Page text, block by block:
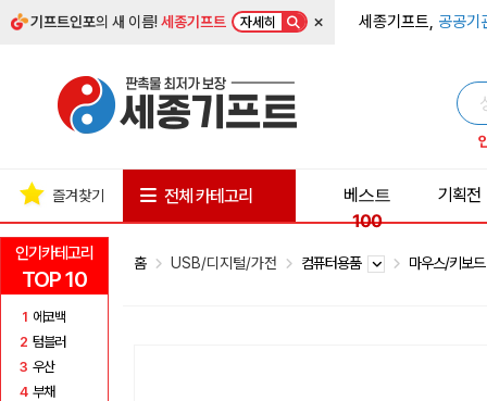
기프트인포의 새 이름!세종기프트 자세히 × 세종기프트, 공공기
인기카테고리
TOP 10
1 에코백
2 텀블러
3 우산
4 부채
즐겨찾기 전체 카테고리
베스트
100
기획전
홈 USB/디지털/가전 컴퓨터용품 마우스/키보